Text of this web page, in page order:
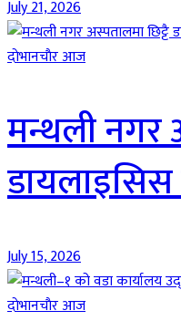
July 21, 2026
दाेभानचाैर आज
मन्थली नगर
July 15, 2026
दाेभानचाैर आज